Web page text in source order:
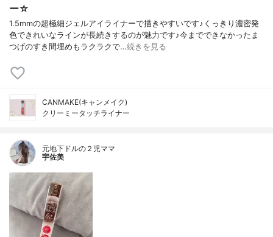
ー☆
1.5mmの超極細ジェルアイライナーで描きやすいです♪くっきり濃密発
色できれいなラインが長続きするのが魅力です♪今までできなかったま
つげのすき間埋めもラクラクで…続きを見る
CANMAKE(キャンメイク)
クリーミータッチライナー
元地下ドルの２児ママ
宇佐美